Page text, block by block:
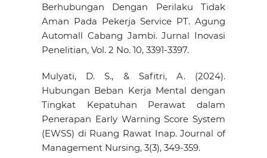
Berhubungan Dengan Perilaku Tidak
Aman Pada Pekerja Service PT. Agung
Automall Cabang Jambi. Jurnal Inovasi
Penelitian, Vol. 2 No. 10, 3391-3397.
Mulyati, D. S., & Safitri, A. (2024).
Hubungan Beban Kerja Mental dengan
Tingkat Kepatuhan Perawat dalam
Penerapan Early Warning Score System
(EWSS) di Ruang Rawat Inap. Journal of
Management Nursing, 3(3), 349-359.